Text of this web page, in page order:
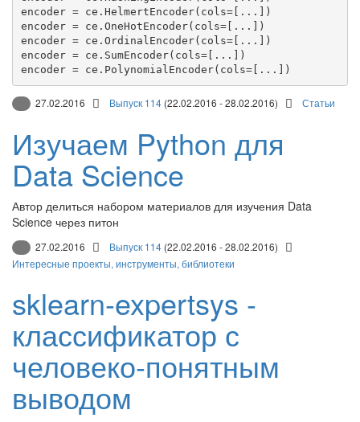
encoder = ce.HelmertEncoder(cols=[...])
encoder = ce.OneHotEncoder(cols=[...])
encoder = ce.OrdinalEncoder(cols=[...])
encoder = ce.SumEncoder(cols=[...])
27.02.2016 Выпуск 114 (22.02.2016 - 28.02.2016) Статьи
Изучаем Python для
Data Science
Автор делиться набором материалов для изучения Data
Science через питон
27.02.2016 Выпуск 114 (22.02.2016 - 28.02.2016)
Интересные проекты, инструменты, библиотеки
sklearn-expertsys -
классификатор с
человеко-понятным
выводом